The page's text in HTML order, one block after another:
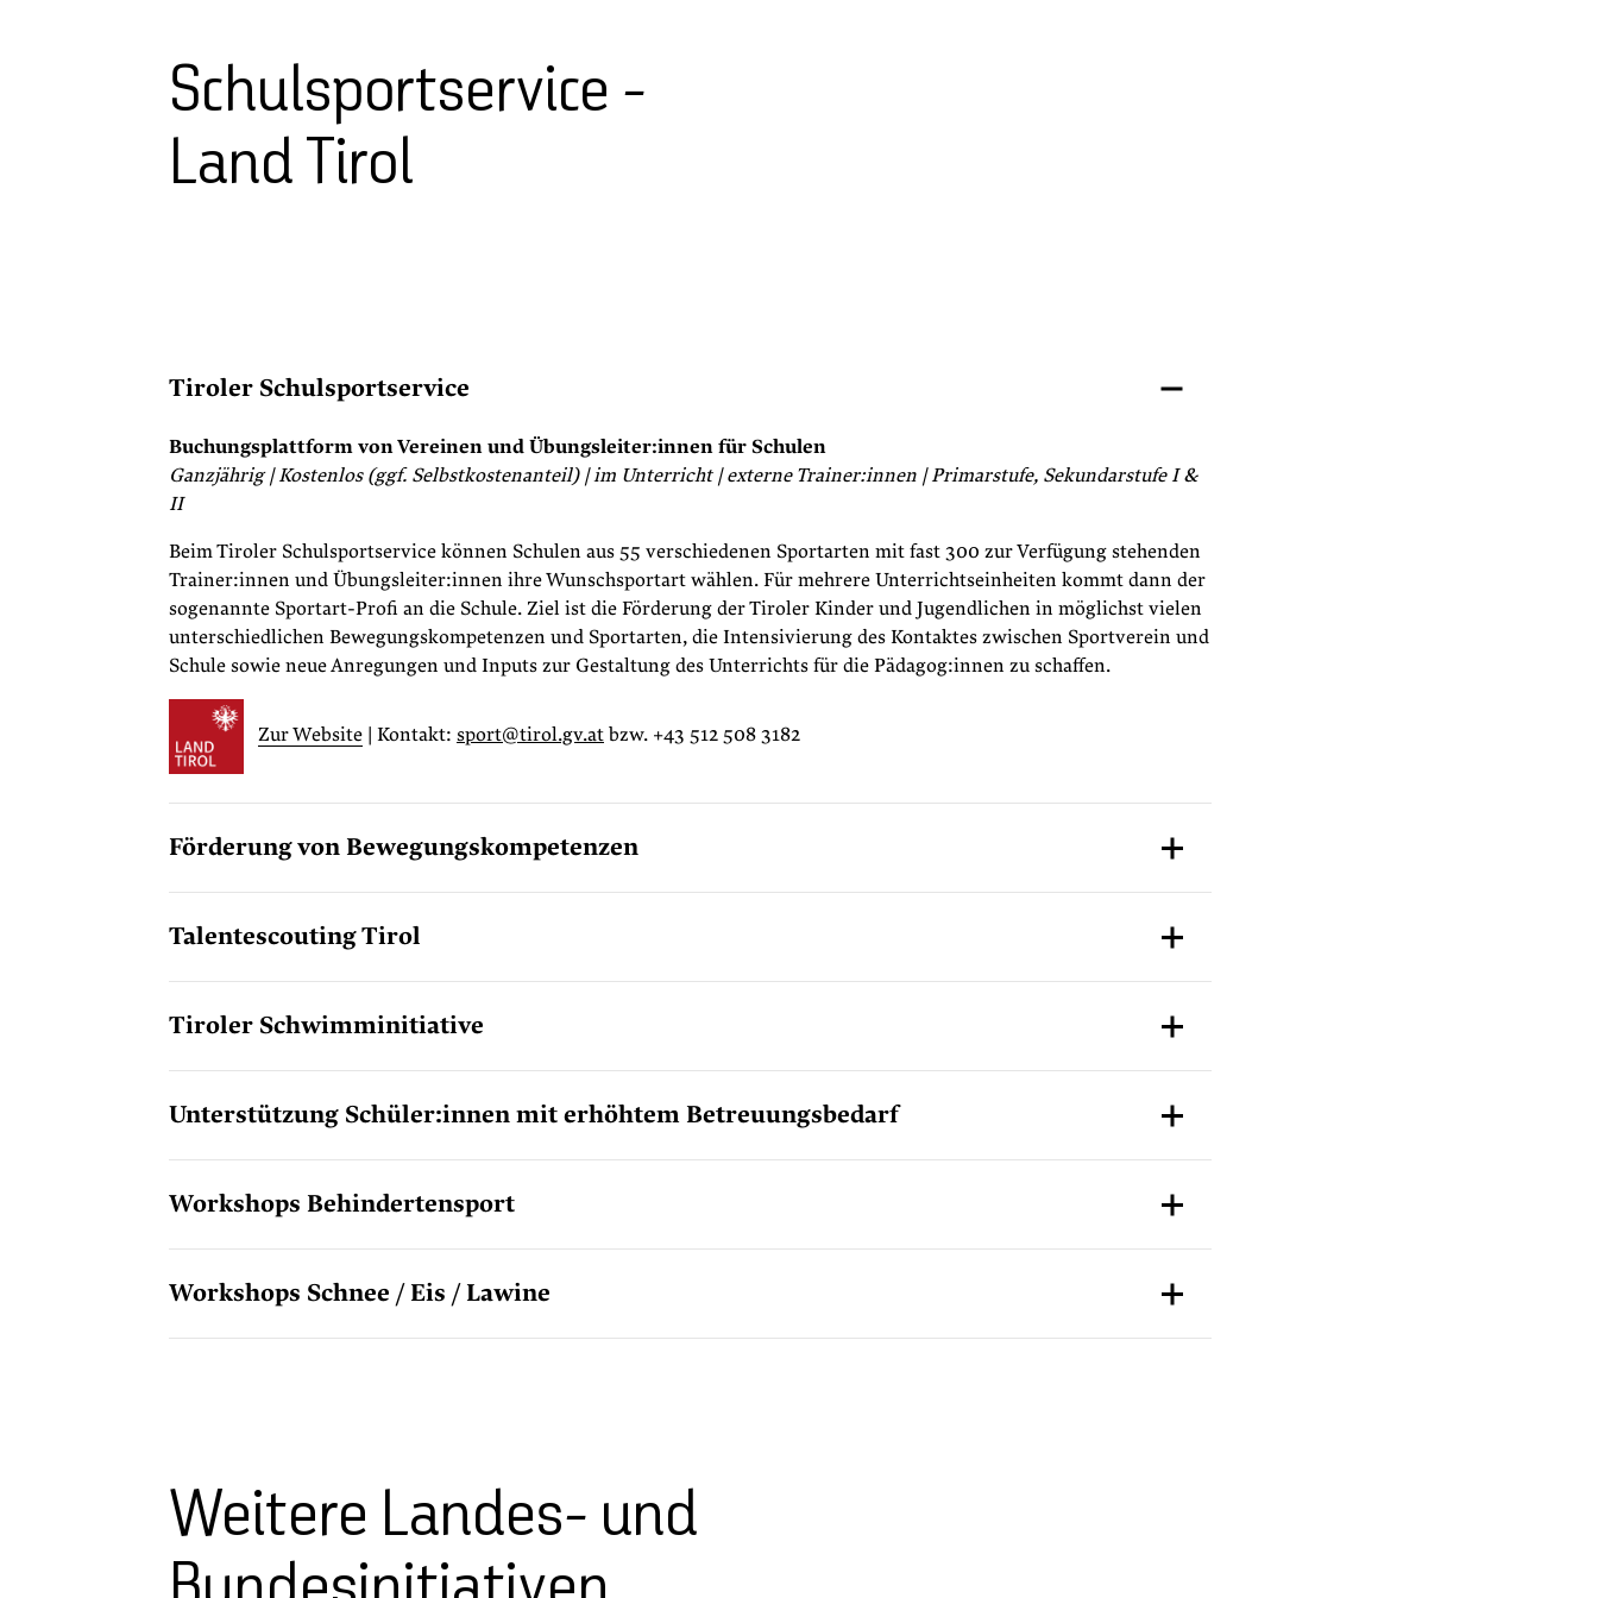
Schulsportservice -
Land Tirol
Tiroler Schulsportservice
Buchungsplattform von Vereinen und Übungsleiter:innen für Schulen
Ganzjährig | Kostenlos (ggf. Selbstkostenanteil) | im Unterricht | externe Trainer:innen | Primarstufe, Sekundarstufe I &
II
Beim Tiroler Schulsportservice können Schulen aus 55 verschiedenen Sportarten mit fast 300 zur Verfügung stehenden
Trainer:innen und Übungsleiter:innen ihre Wunschsportart wählen. Für mehrere Unterrichtseinheiten kommt dann der
sogenannte Sportart-Profi an die Schule. Ziel ist die Förderung der Tiroler Kinder und Jugendlichen in möglichst vielen
unterschiedlichen Bewegungskompetenzen und Sportarten, die Intensivierung des Kontaktes zwischen Sportverein und
Schule sowie neue Anregungen und Inputs zur Gestaltung des Unterrichts für die Pädagog:innen zu schaffen.
Zur Website | Kontakt: sport@tirol.gv.at bzw. +43 512 508 3182
Förderung von Bewegungskompetenzen
Talentescouting Tirol
Tiroler Schwimminitiative
Unterstützung Schüler:innen mit erhöhtem Betreuungsbedarf
Workshops Behindertensport
Workshops Schnee / Eis / Lawine
Weitere Landes- und